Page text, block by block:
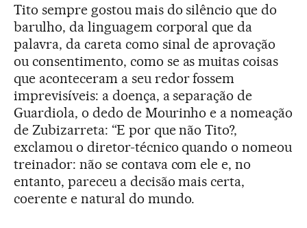
Tito sempre gostou mais do silêncio que do
barulho, da linguagem corporal que da
palavra, da careta como sinal de aprovação
ou consentimento, como se as muitas coisas
que aconteceram a seu redor fossem
imprevisíveis: a doença, a separação de
Guardiola, o dedo de Mourinho e a nomeação
de Zubizarreta: “E por que não Tito?,
exclamou o diretor-técnico quando o nomeou
treinador: não se contava com ele e, no
entanto, pareceu a decisão mais certa,
coerente e natural do mundo.